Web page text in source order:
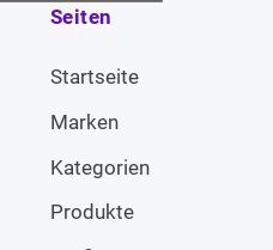
Seiten
Startseite
Marken
Kategorien
Produkte